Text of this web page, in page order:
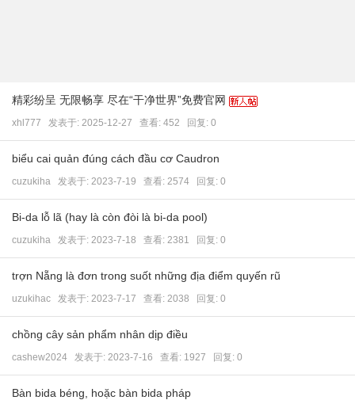
精彩纷呈 无限畅享 尽在“干净世界”免费官网
xhl777 发表于: 2025-12-27 查看: 452 回复: 0
biểu cai quản đúng cách đầu cơ Caudron
cuzukiha 发表于: 2023-7-19 查看: 2574 回复: 0
Bi-da lỗ lã (hay là còn đòi là bi-da pool)
cuzukiha 发表于: 2023-7-18 查看: 2381 回复: 0
trợn Nẵng là đơn trong suốt những địa điểm quyến rũ
uzukihac 发表于: 2023-7-17 查看: 2038 回复: 0
chồng cây sản phẩm nhân dịp điều
cashew2024 发表于: 2023-7-16 查看: 1927 回复: 0
Bàn bida béng, hoặc bàn bida pháp